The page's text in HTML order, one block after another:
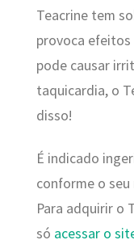
Teacrine tem
provoca
pode causar
taquicardia, o
disso!
É indicado
conforme o
Para adquirir o
só acessar o